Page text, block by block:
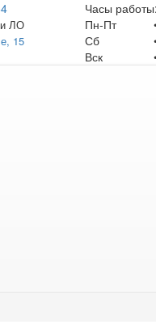
и ЛО
15
Часы работы:
Пн-Пт
Сб
Вск